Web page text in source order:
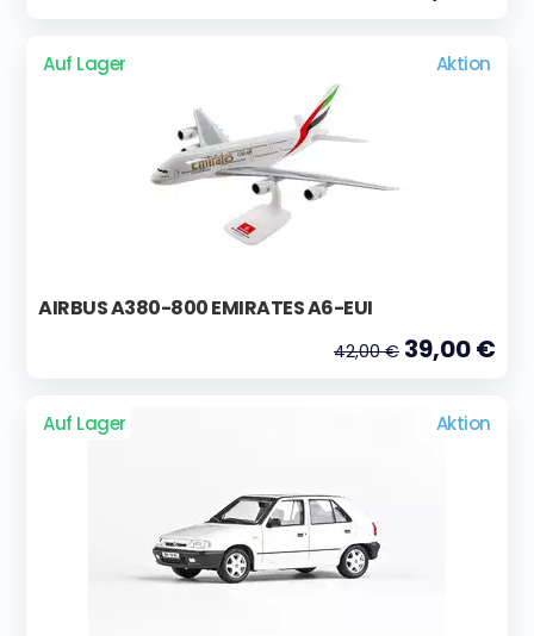
Auf Lager Aktion
AIRBUS A380-800 EMIRATES A6-EUI
42,00 € 39,00 €
Auf Lager Aktion